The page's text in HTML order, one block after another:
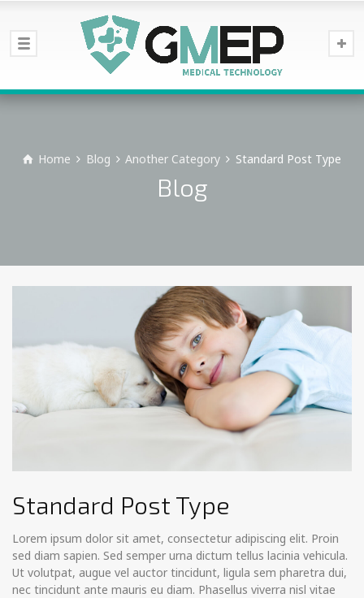
Home Blog Another Category Standard Post Type
Blog
Standard Post Type
Lorem ipsum dolor sit amet, consectetur adipiscing elit. Proin
sed diam sapien. Sed semper urna dictum tellus lacinia vehicula.
Ut volutpat, augue vel auctor tincidunt, ligula sem pharetra dui,
nec tincidunt ante mauris eu diam. Phasellus viverra nisl vitae